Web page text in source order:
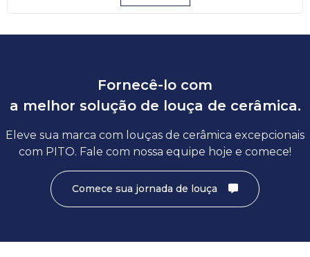
Fornecê-lo com
a melhor solução de louça de cerâmica.
Eleve sua marca com louças de cerâmica excepcionais
com PITO. Fale com nossa equipe hoje e comece!
Comece sua jornada de louça